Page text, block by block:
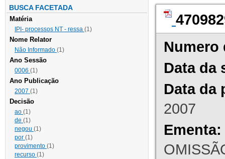
BUSCA FACETADA
Matéria
IPI- processos NT - ressa (1)
Nome Relator
Não Informado (1)
Ano Sessão
0006 (1)
Ano Publicação
2007 (1)
Decisão
ao (1)
de (1)
negou (1)
por (1)
provimento (1)
recurso (1)
Numero
Data da
Data da
2007
Ementa: